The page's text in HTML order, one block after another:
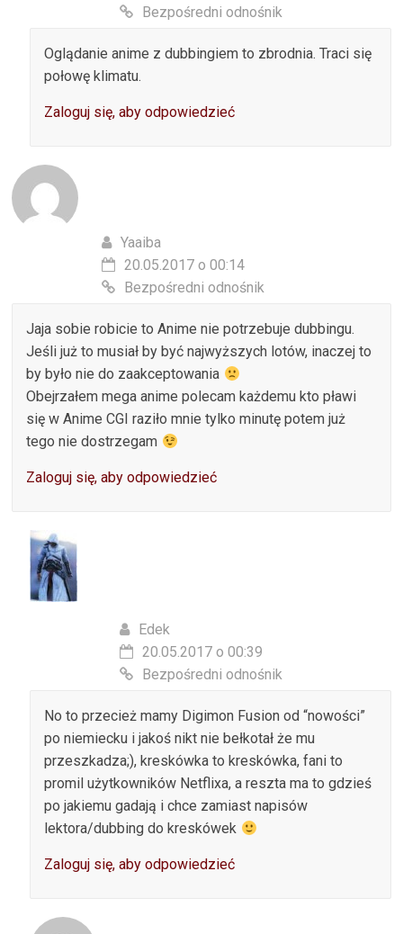
Bezpośredni odnośnik
Oglądanie anime z dubbingiem to zbrodnia. Traci się
połowę klimatu.
Zaloguj się, aby odpowiedzieć
Yaaiba
20.05.2017 o 00:14
Bezpośredni odnośnik
Jaja sobie robicie to Anime nie potrzebuje dubbingu.
Jeśli już to musiał by być najwyższych lotów, inaczej to
by było nie do zaakceptowania
Obejrzałem mega anime polecam każdemu kto pławi
się w Anime CGI raziło mnie tylko minutę potem już
tego nie dostrzegam
Zaloguj się, aby odpowiedzieć
Edek
20.05.2017 o 00:39
Bezpośredni odnośnik
No to przecież mamy Digimon Fusion od “nowości”
po niemiecku i jakoś nikt nie bełkotał że mu
przeszkadza;), kreskówka to kreskówka, fani to
promil użytkowników Netflixa, a reszta ma to gdzieś
po jakiemu gadają i chce zamiast napisów
lektora/dubbing do kreskówek
Zaloguj się, aby odpowiedzieć